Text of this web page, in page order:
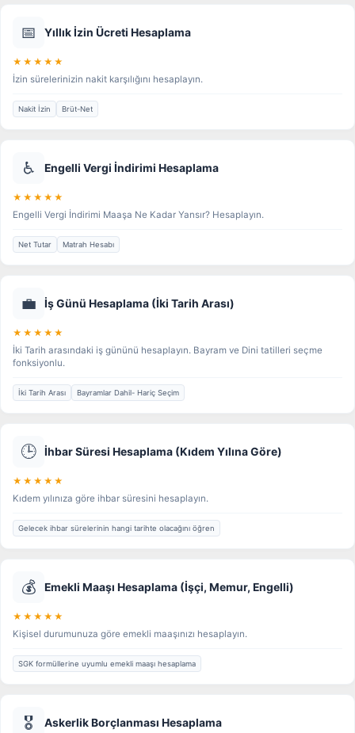
📅 Yıllık İzin Ücreti Hesaplama
★★★★★
İzin sürelerinizin nakit karşılığını hesaplayın.
Nakit İzin Brüt-Net
♿ Engelli Vergi İndirimi Hesaplama
★★★★★
Engelli Vergi İndirimi Maaşa Ne Kadar Yansır? Hesaplayın.
Net Tutar Matrah Hesabı
💼 İş Günü Hesaplama (İki Tarih Arası)
★★★★★
İki Tarih arasındaki iş gününü hesaplayın. Bayram ve Dini tatilleri seçme
fonksiyonlu.
İki Tarih Arası Bayramlar Dahil- Hariç Seçim
🕒 İhbar Süresi Hesaplama (Kıdem Yılına Göre)
★★★★★
Kıdem yılınıza göre ihbar süresini hesaplayın.
Gelecek ihbar sürelerinin hangi tarihte olacağını öğren
💰 Emekli Maaşı Hesaplama (İşçi, Memur, Engelli)
★★★★★
Kişisel durumunuza göre emekli maaşınızı hesaplayın.
SGK formüllerine uyumlu emekli maaşı hesaplama
🎖️ Askerlik Borçlanması Hesaplama